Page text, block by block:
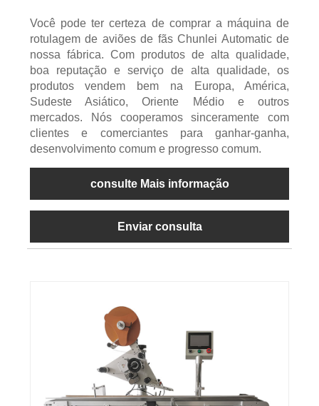
Você pode ter certeza de comprar a máquina de
rotulagem de aviões de fãs Chunlei Automatic de
nossa fábrica. Com produtos de alta qualidade,
boa reputação e serviço de alta qualidade, os
produtos vendem bem na Europa, América,
Sudeste Asiático, Oriente Médio e outros
mercados. Nós cooperamos sinceramente com
clientes e comerciantes para ganhar-ganha,
desenvolvimento comum e progresso comum.
consulte Mais informação
Enviar consulta